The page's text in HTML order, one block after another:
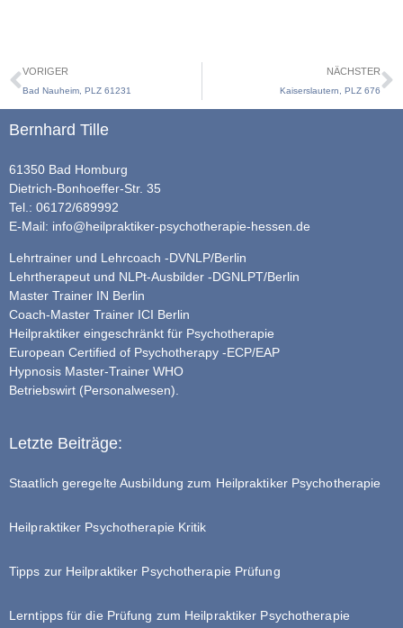
VORIGER
Bad Nauheim, PLZ 61231
NÄCHSTER
Kaiserslautern, PLZ 676
Bernhard Tille
61350 Bad Homburg
Dietrich-Bonhoeffer-Str. 35
Tel.: 06172/689992
E-Mail: info@heilpraktiker-psychotherapie-hessen.de
Lehrtrainer und Lehrcoach -DVNLP/Berlin
Lehrtherapeut und NLPt-Ausbilder -DGNLPT/Berlin
Master Trainer IN Berlin
Coach-Master Trainer ICI Berlin
Heilpraktiker eingeschränkt für Psychotherapie
European Certified of Psychotherapy -ECP/EAP
Hypnosis Master-Trainer WHO
Betriebswirt (Personalwesen).
Letzte Beiträge:
Staatlich geregelte Ausbildung zum Heilpraktiker Psychotherapie
Heilpraktiker Psychotherapie Kritik
Tipps zur Heilpraktiker Psychotherapie Prüfung
Lerntipps für die Prüfung zum Heilpraktiker Psychotherapie